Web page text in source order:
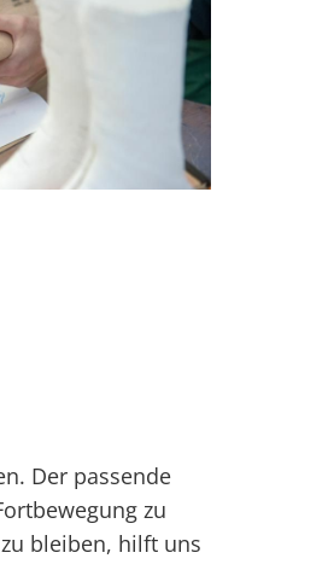
Der passende
zu
bleiben, hilft uns